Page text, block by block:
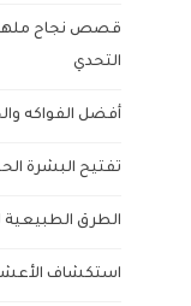
قصص نجاح
التحدي
أفضل الفواكه
تفتيح البشرة
الطرق الطبيعية
استكشاف